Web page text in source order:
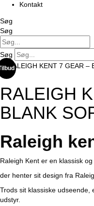
Kontakt
Søg
Søg
Søg
RALEIGH
BLANK
Raleigh
Raleigh Kent er en klassisk
der henter sit design fra
Trods sit klassiske udseende,
udstyr.